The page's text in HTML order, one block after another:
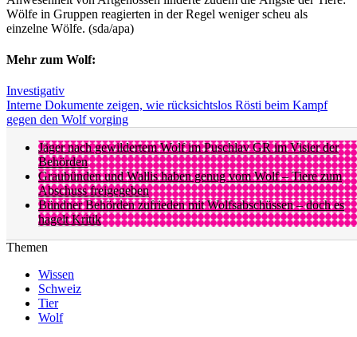
Wölfe in Gruppen reagierten in der Regel weniger scheu als
einzelne Wölfe. (sda/apa)
Mehr zum Wolf:
Investigativ
Interne Dokumente zeigen, wie rücksichtslos Rösti beim Kampf
gegen den Wolf vorging
Jäger nach gewildertem Wolf im Puschlav GR im Visier der
Behörden
Graubünden und Wallis haben genug vom Wolf – Tiere zum
Abschuss freigegeben
Bündner Behörden zufrieden mit Wolfsabschüssen – doch es
hagelt Kritik
Themen
Wissen
Schweiz
Tier
Wolf